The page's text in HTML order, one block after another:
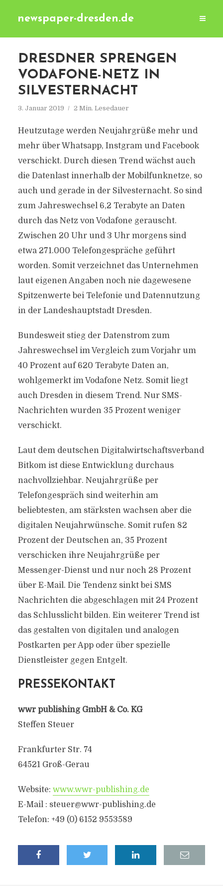
newspaper-dresden.de
DRESDNER SPRENGEN
VODAFONE-NETZ IN
SILVESTERNACHT
3. Januar 2019 2 Min. Lesedauer
Heutzutage werden Neujahrgrüße mehr und
mehr über Whatsapp, Instgram und Facebook
verschickt. Durch diesen Trend wächst auch
die Datenlast innerhalb der Mobilfunknetze, so
auch und gerade in der Silvesternacht. So sind
zum Jahreswechsel 6,2 Terabyte an Daten
durch das Netz von Vodafone gerauscht.
Zwischen 20 Uhr und 3 Uhr morgens sind
etwa 271.000 Telefongespräche geführt
worden. Somit verzeichnet das Unternehmen
laut eigenen Angaben noch nie dagewesene
Spitzenwerte bei Telefonie und Datennutzung
in der Landeshauptstadt Dresden.
Bundesweit stieg der Datenstrom zum
Jahreswechsel im Vergleich zum Vorjahr um
40 Prozent auf 620 Terabyte Daten an,
wohlgemerkt im Vodafone Netz. Somit liegt
auch Dresden in diesem Trend. Nur SMS-
Nachrichten wurden 35 Prozent weniger
verschickt.
Laut dem deutschen Digitalwirtschaftsverband
Bitkom ist diese Entwicklung durchaus
nachvollziehbar. Neujahrgrüße per
Telefongespräch sind weiterhin am
beliebtesten, am stärksten wachsen aber die
digitalen Neujahrwünsche. Somit rufen 82
Prozent der Deutschen an, 35 Prozent
verschicken ihre Neujahrgrüße per
Messenger-Dienst und nur noch 28 Prozent
über E-Mail. Die Tendenz sinkt bei SMS
Nachrichten die abgeschlagen mit 24 Prozent
das Schlusslicht bilden. Ein weiterer Trend ist
das gestalten von digitalen und analogen
Postkarten per App oder über spezielle
Dienstleister gegen Entgelt.
PRESSEKONTAKT
wwr publishing GmbH & Co. KG
Steffen Steuer
Frankfurter Str. 74
64521 Groß-Gerau
Website: www.wwr-publishing.de
E-Mail : steuer@wwr-publishing.de
Telefon: +49 (0) 6152 9553589